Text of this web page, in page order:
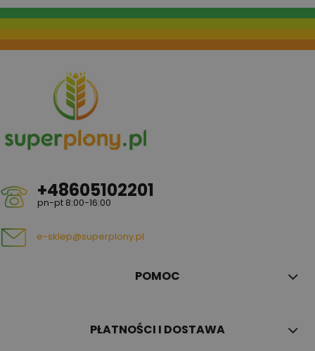
+48605102201
pn-pt 8:00-16:00
e-sklep@superplony.pl
POMOC
PŁATNOŚCI I DOSTAWA